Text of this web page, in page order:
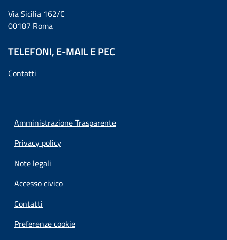
Via Sicilia 162/C
00187 Roma
TELEFONI, E-MAIL E PEC
Contatti
Amministrazione Trasparente
Privacy policy
Note legali
Accesso civico
Contatti
Preferenze cookie